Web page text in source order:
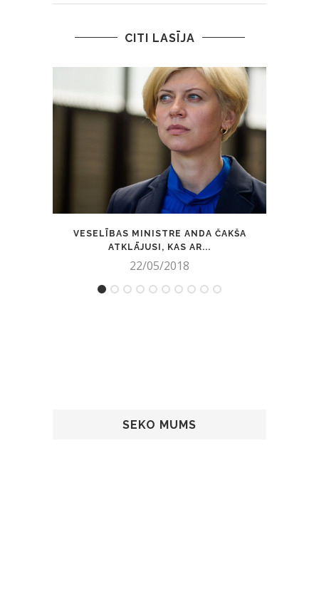
CITI LASĪJA
VESELĪBAS MINISTRE ANDA ČAKŠA
ATKLĀJUSI, KAS AR...
22/05/2018
SEKO MUMS